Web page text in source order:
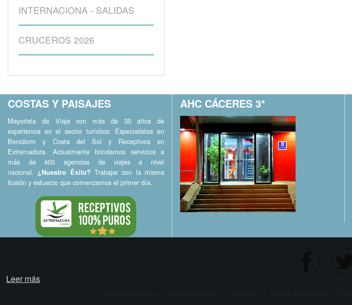
INTERNACIONA - SALIDAS
CRUCEROS 2026
COSTAS Y PAISAJES
Mayorista de Viaje con más de 35 años de
experiencia en el sector turístico. Especialistas en
Benidorm y Costa del Sol y Receptivos en
Extremadura. Actualmente brindamos servicios a
más de 400 agencias de viajes a nivel
nacional.¿Nuestro Éxito? Trabajar con la misma
ilusión y esfuerzo que comenzamos el primer día.
AHC CÁCERES 3*
Leer más